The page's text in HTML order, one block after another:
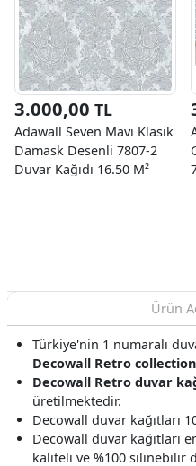
3.000,00 TL
Adawall Seven Mavi Klasik
Damask Desenli 7807-2
Duvar Kağıdı 16.50 M²
Ürün
Türkiye'nin 1 numaralı
Decowall Retro collection
Decowall Retro duvar
üretilmektedir.
Decowall duvar kağıtları
Decowall duvar kağıtları
kaliteli ve %100 silinebilir